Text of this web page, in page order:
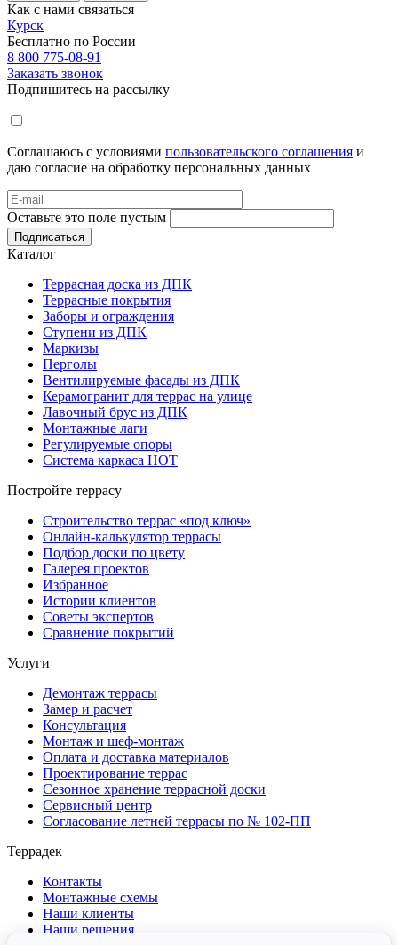
Как с нами связаться
Курск
Бесплатно по России
8 800 775-08-91
Заказать звонок
Подпишитесь на рассылку
Соглашаюсь с условиями пользовательского соглашения и
даю согласие на обработку персональных данных
Оставьте это поле пустым
Подписаться
Каталог
Террасная доска из ДПК
Террасные покрытия
Заборы и ограждения
Ступени из ДПК
Маркизы
Перголы
Вентилируемые фасады из ДПК
Керамогранит для террас на улице
Лавочный брус из ДПК
Монтажные лаги
Регулируемые опоры
Система каркаса НОТ
Постройте террасу
Строительство террас «под ключ»
Онлайн-калькулятор террасы
Подбор доски по цвету
Галерея проектов
Избранное
Истории клиентов
Советы экспертов
Сравнение покрытий
Услуги
Демонтаж террасы
Замер и расчет
Консультация
Монтаж и шеф-монтаж
Оплата и доставка материалов
Проектирование террас
Сезонное хранение террасной доски
Сервисный центр
Согласование летней террасы по № 102-ПП
Террадек
Контакты
Монтажные схемы
Наши клиенты
Наши решения